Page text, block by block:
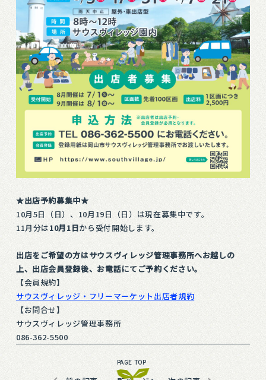
★出店予約募集中★
10月5日（日）、10月19日（日）は現在募集中です。
11月分は10月1日から受付開始します。
出店をご希望の方はサウスヴィレッジ管理事務所へお越しの
上、出店会員登録後、お電話にてご予約ください。
【会員規約】
サウスヴィレッジ・フリーマーケット出店者規約
【お問合せ】
サウスヴィレッジ管理事務所
086-362-5500